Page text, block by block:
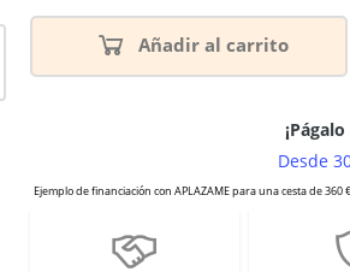
Añadir al carrito